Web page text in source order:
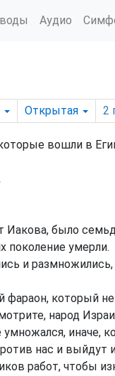
Аудио
Открытая 2
вошли в
было
поколение умерли.
и
фараон, который
народ
иначе,
нас и выйдут
работ, чтобы